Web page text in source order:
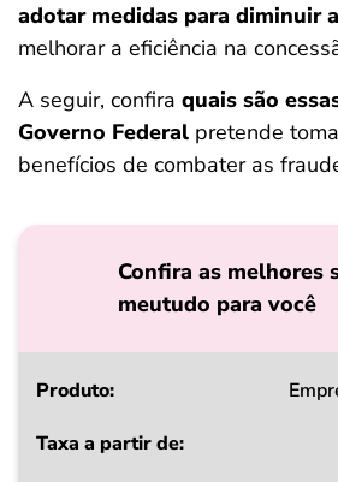
adotar medidas para diminuir
melhorar a eficiência na
A seguir, confira quais são
Governo Federal pretende
benefícios de combater as
Confira as melhores
meutudo para você
Produto